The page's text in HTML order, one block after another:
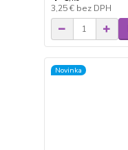
3,25 € bez DPH
Novinka